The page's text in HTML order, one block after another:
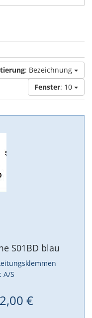
: Bezeichnung
Fenster: 10
S01BD blau
A/S
2,00 €